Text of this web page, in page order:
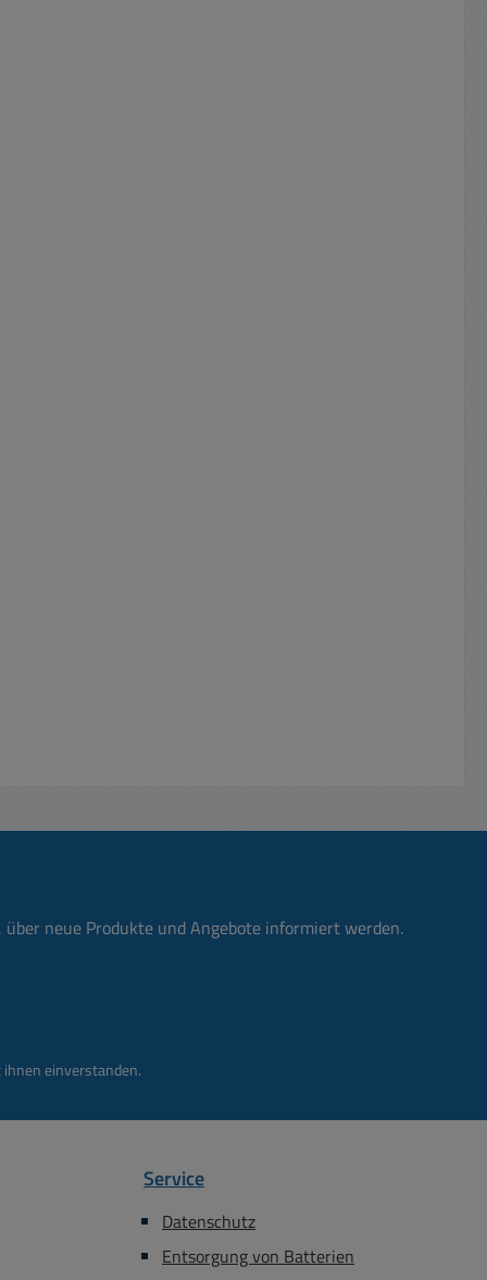
neue Produkte und Angebote informiert werden.
einverstanden.
Service
Datenschutz
Entsorgung von Batterien